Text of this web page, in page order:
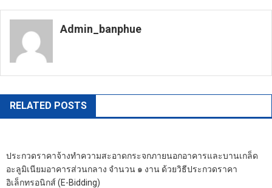
เรื่อง
Admin_banphue
RELATED POSTS
ประกวดราคาจ้างทำความสะอาดกระจกภายนอกอาคารและบานเกล็ด
อะลูมิเนียมอาคารส่วนกลาง จำนวน ๑ งาน ด้วยวิธีประกวดราคา
อิเล็กทรอนิกส์ (e-Bidding)